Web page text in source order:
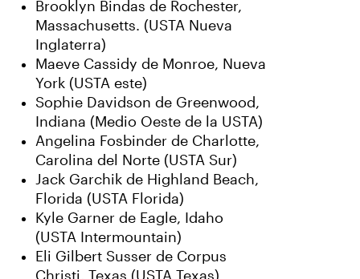
Brooklyn Bindas de Rochester,
Massachusetts. (USTA Nueva
Inglaterra)
Maeve Cassidy de Monroe, Nueva
York (USTA este)
Sophie Davidson de Greenwood,
Indiana (Medio Oeste de la USTA)
Angelina Fosbinder de Charlotte,
Carolina del Norte (USTA Sur)
Jack Garchik de Highland Beach,
Florida (USTA Florida)
Kyle Garner de Eagle, Idaho
(USTA Intermountain)
Eli Gilbert Susser de Corpus
Christi, Texas (USTA Texas)